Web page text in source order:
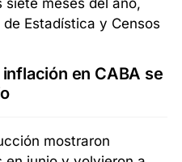
en CABA se